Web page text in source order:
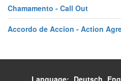
Chamamento - Call Out
Accordo de Accion - Action